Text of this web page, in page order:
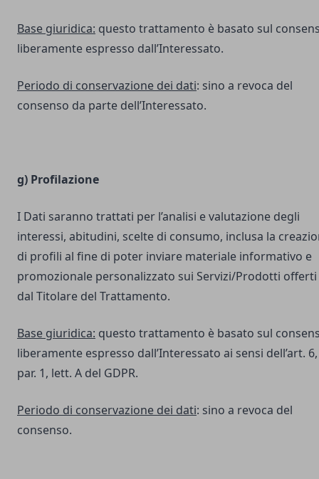
Base giuridica: questo trattamento è basato sul
liberamente espresso dall’Interessato.
Periodo di conservazione dei dati: sino a revoca del
consenso da parte dell’Interessato.
g) Profilazione
I Dati saranno trattati per l’analisi e valutazione degli
interessi, abitudini, scelte di consumo, inclusa la
di profili al fine di poter inviare materiale informativo e
promozionale personalizzato sui Servizi/Prodotti offerti
dal Titolare del Trattamento.
Base giuridica: questo trattamento è basato sul
liberamente espresso dall’Interessato ai sensi dell’art. 6,
par. 1, lett. A del GDPR.
Periodo di conservazione dei dati: sino a revoca del
consenso.